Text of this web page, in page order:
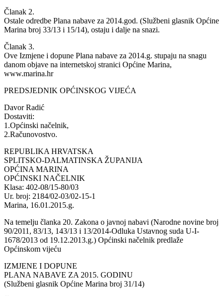
Članak 2.
Ostale odredbe Plana nabave za 2014.god. (Službeni glasnik Općine
Marina broj 33/13 i 15/14), ostaju i dalje na snazi.
Članak 3.
Ove Izmjene i dopune Plana nabave za 2014.g. stupaju na snagu
danom objave na internetskoj stranici Općine Marina,
www.marina.hr
PREDSJEDNIK OPĆINSKOG VIJEĆA
Davor Radić
Dostaviti:
1.Općinski načelnik,
2.Računovostvo.
REPUBLIKA HRVATSKA
SPLITSKO-DALMATINSKA ŽUPANIJA
OPĆINA MARINA
OPĆINSKI NAČELNIK
Klasa: 402-08/15-80/03
Ur. broj: 2184/02-03/02-15-1
Marina, 16.01.2015.g.
Na temelju članka 20. Zakona o javnoj nabavi (Narodne novine broj
90/2011, 83/13, 143/13 i 13/2014-Odluka Ustavnog suda U-I-
1678/2013 od 19.12.2013.g.) Općinski načelnik predlaže
Općinskom vijeću
IZMJENE I DOPUNE
PLANA NABAVE ZA 2015. GODINU
(Službeni glasnik Općine Marina broj 31/14)